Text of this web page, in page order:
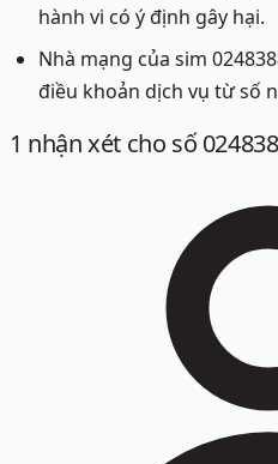
hành vi có ý định gây hại.
Nhà mạng của sim
điều khoản dịch vụ từ số
1 nhận xét cho số